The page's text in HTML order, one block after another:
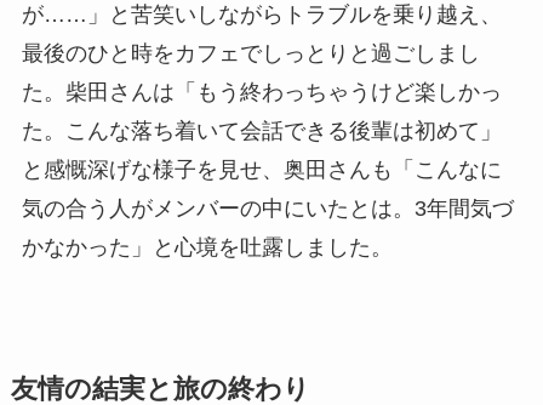
が……」と苦笑いしながらトラブルを乗り越え、
最後のひと時をカフェでしっとりと過ごしまし
た。柴田さんは「もう終わっちゃうけど楽しかっ
た。こんな落ち着いて会話できる後輩は初めて」
と感慨深げな様子を見せ、奥田さんも「こんなに
気の合う人がメンバーの中にいたとは。3年間気づ
かなかった」と心境を吐露しました。
友情の結実と旅の終わり